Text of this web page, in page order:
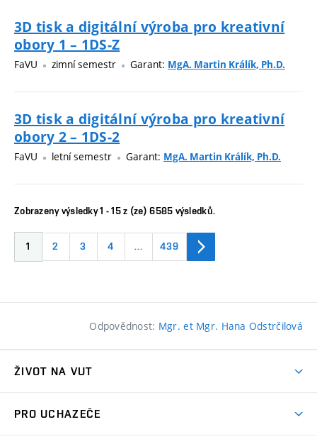
3D tisk a digitální výroba pro kreativní
obory 1 – 1DS-Z
FaVU zimní semestr Garant: MgA. Martin Králík, Ph.D.
3D tisk a digitální výroba pro kreativní
obory 2 – 1DS-2
FaVU letní semestr Garant: MgA. Martin Králík, Ph.D.
Zobrazeny výsledky 1 - 15 z (ze) 6585 výsledků.
1 2 3 4 … 439
Odpovědnost: Mgr. et Mgr. Hana Odstrčilová
ŽIVOT NA VUT
PRO UCHAZEČE